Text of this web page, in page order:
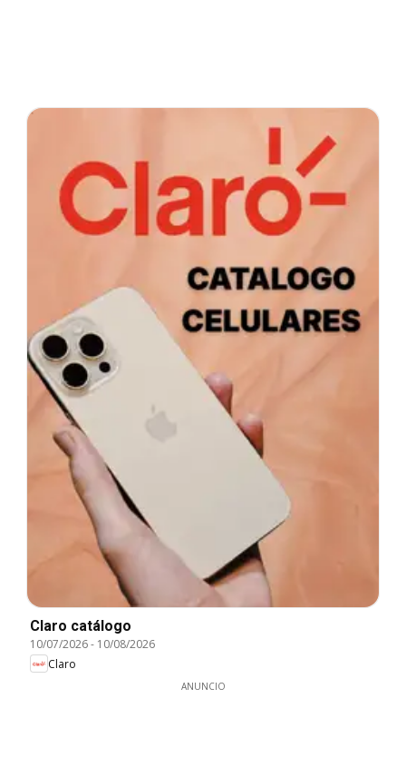
Claro catálogo
10/07/2026- 10/08/2026
Claro
ANUNCIO